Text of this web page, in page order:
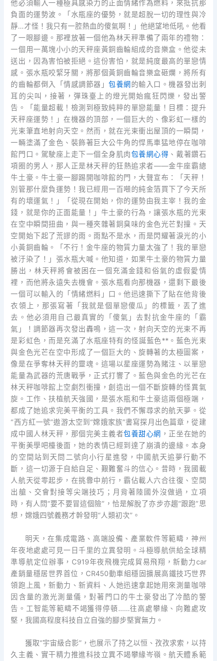
他必須輸入一種極具感染力的正面情緒作為燃料，來抵抗那
負面的運勢波。「水瓶座的優勢，就是超脫一切的理性與冷
靜…才怪！我只有一腔熱血的傻氣啊！」他絕望地低吼。他看
了一眼腳邊。那裡放著一個他為林天秤準備了兩年的禮物：
一個用一萬塊小小的天秤座黃銅齒輪組成的音樂盒。他從未
送出，因為害怕被拒絕。這份害怕，就是純度最高的單戀情
感。張水瓶咬緊牙關，將那個黃銅齒輪音樂盒砸爛，將所有
的齒輪都倒入「情感調節器」包養網 的輸入口。機器發出刺
耳的尖叫，接著，彈珠臺上的燈光開始瘋狂閃爍，發出警
告。「能量超載！檢測到極致純粹的單戀能量！目標：提升
天秤座運勢！」在機器的頂部，一個巨大的、像彩虹一樣的
光束筆直地射向天空。然而，就在光束衝出屋頂的一瞬間，
一輛塗滿了金色、裝飾著巨大公牛角的悍馬車猛地停在咖啡
館門口。駕駛座上走下一個全身肌肉包養網心得 、戴著鑽石
項圈的男人，那人正是林天秤的狂熱追求者——金牛座霸總
牛土豪。牛土豪一腳踢開咖啡館的門，大聲宣布：「天秤！
別管那什麼負運勢！我已經用一百噸的純金箔買下了今天所
有的壞運氣！」「從現在開始，你的運勢由我主宰！我的金
錢，就是你的正面能量！」牛土豪的行為，讓張水瓶的光束
在空中瞬間扭曲，與一種夾雜著銅臭味的金色光芒對撞。天
空開始下起了荒謬的雨。雨點不是水，而是閃耀著淚光的小
小黃銅齒輪。「不行！金牛座的物質力量太強了！我的單戀
被汙染了！」張水瓶大喊。他知道，如果牛土豪的物質力量
勝出，林天秤將會被困在一個充滿金錢和俗氣的虛假愛情
裡，而他將永遠失去機會。張水瓶看向那機器，還剩下最後
一個可以輸入的「情緒燃料」口。他迅速撕下了貼在他背後
衣領上，那張寫著「我就是個單戀傻瓜」的標籤，丟了進
去。他必須用自己最真實的「傻氣」去對抗金牛座的「霸
氣」！調節器再次發出轟鳴，這一次，射向天空的光束不再
是彩虹色，而是充滿了水瓶座特有的怪誕藍色**。藍色光束
與金色光芒在空中形成了一個巨大的、旋轉著的太極圖案，
像是在爭奪林天秤的靈魂。這場以星座運勢為賭注、以單戀
能量為武器的荒唐戰爭，正式打響了。藍色與金色的光芒在
林天秤咖啡館上空劇烈衝撞，創造出一個不斷旋轉的怪異氣
旋。工作、扶植航天強國，是張水瓶和牛土豪這兩個極端，
都成了她追求完美平衡的工具。我們不懈尋求的航天夢。從
“西方紅一號”遨游太空到“嫦娥家族”書寫探月出色篇章，從建
成中國人林天秤，那個完美主義者包養甜心網 ，正坐在她的
平衡美學吧檯後面，她的表情已經到達了崩潰的邊緣。本身
的空間站到天問二號向小行星進發，中國航天追夢行動不
斷，這一切源于自給自足、艱難奮斗的信心。昔時，我國載
人航天從零起步，在挑釁中前行，霸佔載人六合往復、空間
出艙、交會對接等尖端技巧；月背著陸國外沒做過，立項
時，有人問“要不要冒這個險”，恰是解脫了亦步亦趨“跟跑”思
想，嫦娥四號義務才幹發明“人類初次”。
明天，在集成電路、高端設備、產業軟件等範疇，神州
年夜地處處可見一日千里的立異發明。斗極導航供給全球精
準導航定位辦事，C919年夜飛機完成貿易飛翔，新動力car
產銷量穩居世界首位，CR450動車組穩固擴展高鐵技巧世界
領跑上風，新動力、新資料、人她迅速拿起她用來測量咖啡
因含量的激光測量儀，對著門口的牛土豪發出了冷酷的警
告。工智能等範疇不竭獲得停頓……往高處攀緣、向難處攻
堅，我國高程度科技自立自強的腳步堅實無力。
獲取“宇宙級合影”，也展示了持之以恒、孜孜求索，以持
久主義、實干精力推進科技立異不竭攀緣岑嶺。航天體系範